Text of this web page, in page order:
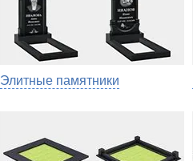
Элитные памятники